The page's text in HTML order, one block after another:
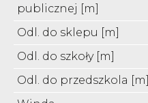
publicznej [m]
Odl. do sklepu [m]
Odl. do szkoły [m]
Odl. do przedszkola [m]